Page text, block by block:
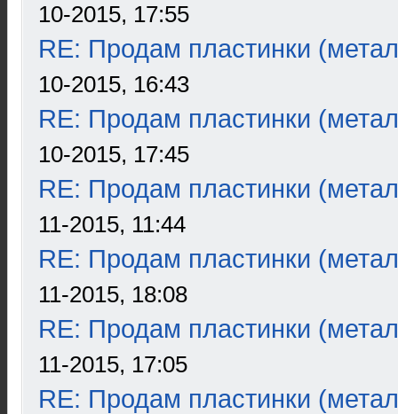
10-2015, 17:55
RE: Продам пластинки
10-2015, 16:43
RE: Продам пластинки
10-2015, 17:45
RE: Продам пластинки
11-2015, 11:44
RE: Продам пластинки
11-2015, 18:08
RE: Продам пластинки
11-2015, 17:05
RE: Продам пластинки